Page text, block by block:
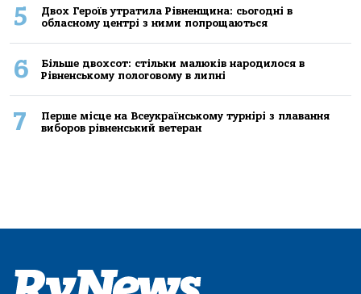
5
Двох Героїв утратила Рівненщина: сьогодні в
обласному центрі з ними попрощаються
6
Більше двохсот: стільки малюків народилося в
Рівненському пологовому в липні
7
Перше місце на Всеукраїнському турнірі з плавання
виборов рівненський ветеран